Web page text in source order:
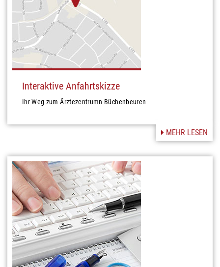
Interaktive Anfahrtskizze
Ihr Weg zum Ärztezentrumn Büchenbeuren
MEHR LESEN